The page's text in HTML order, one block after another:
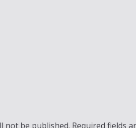
not be published. Required fields